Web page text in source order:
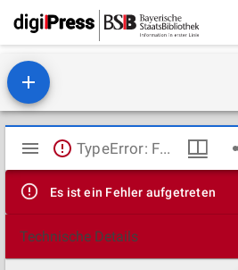
Mirador
Viewer
TypeError: Failed to fetch
Es ist ein Fehler aufgetreten
Technische Details